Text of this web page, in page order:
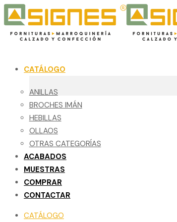
CATÁLOGO
ANILLAS
BROCHES IMÁN
HEBILLAS
OLLAOS
OTRAS CATEGORÍAS
ACABADOS
MUESTRAS
COMPRAR
CONTACTAR
CATÁLOGO